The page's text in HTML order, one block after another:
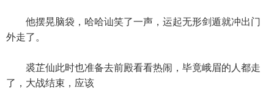
他摆晃脑袋，哈哈讪笑了一声，运起无形剑遁就冲出门
外走了。
裘芷仙此时也准备去前殿看看热闹，毕竟峨眉的人都走
了，大战结束，应该